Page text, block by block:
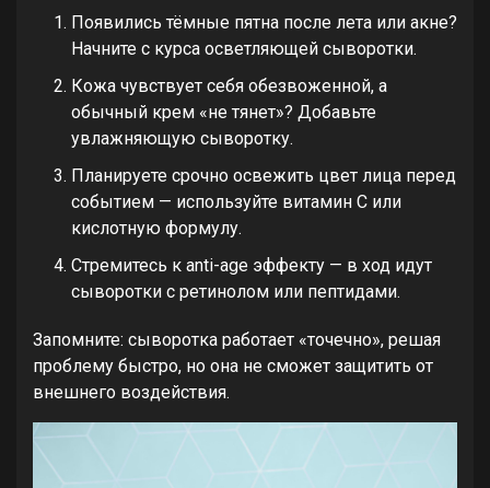
Появились тёмные пятна после лета или акне?
Начните с курса осветляющей сыворотки.
Кожа чувствует себя обезвоженной, а
обычный крем «не тянет»? Добавьте
увлажняющую сыворотку.
Планируете срочно освежить цвет лица перед
событием — используйте витамин С или
кислотную формулу.
Стремитесь к anti-age эффекту — в ход идут
сыворотки с ретинолом или пептидами.
Запомните: сыворотка работает «точечно», решая
проблему быстро, но она не сможет защитить от
внешнего воздействия.